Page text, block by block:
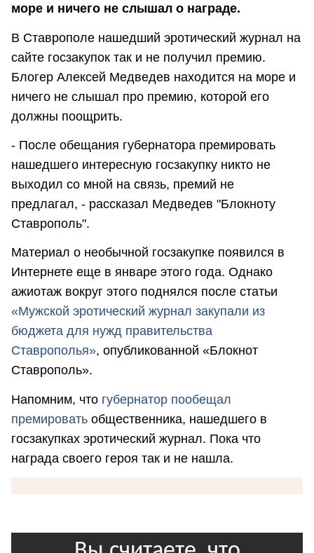
море и ничего не слышал о награде.
В Ставрополе нашедший эротический журнал на
сайте госзакупок так и не получил премию.
Блогер Алексей Медведев находится на море и
ничего не слышал про премию, которой его
должны поощрить.
- После обещания губернатора премировать
нашедшего интересную госзакупку никто не
выходил со мной на связь, премий не
предлагал, - рассказал Медведев "Блокноту
Ставрополь".
Материал о необычной госзакупке появился в
Интернете еще в январе этого года. Однако
ажиотаж вокруг этого поднялся после статьи
«Мужской эротический журнал закупали из
бюджета для нужд правительства
Ставрополья», опубликованной «Блокнот
Ставрополь».
Напомним, что губернатор пообещал
премировать общественника, нашедшего в
госзакупках эротический журнал. Пока что
награда своего героя так и не нашла.